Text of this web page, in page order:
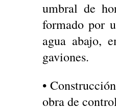
umbral de
formado por
agua abajo,
gaviones.
•
obra de